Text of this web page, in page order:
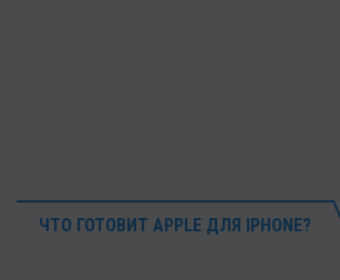
ЧТО ГОТОВИТ APPLE ДЛЯ IPHONE?